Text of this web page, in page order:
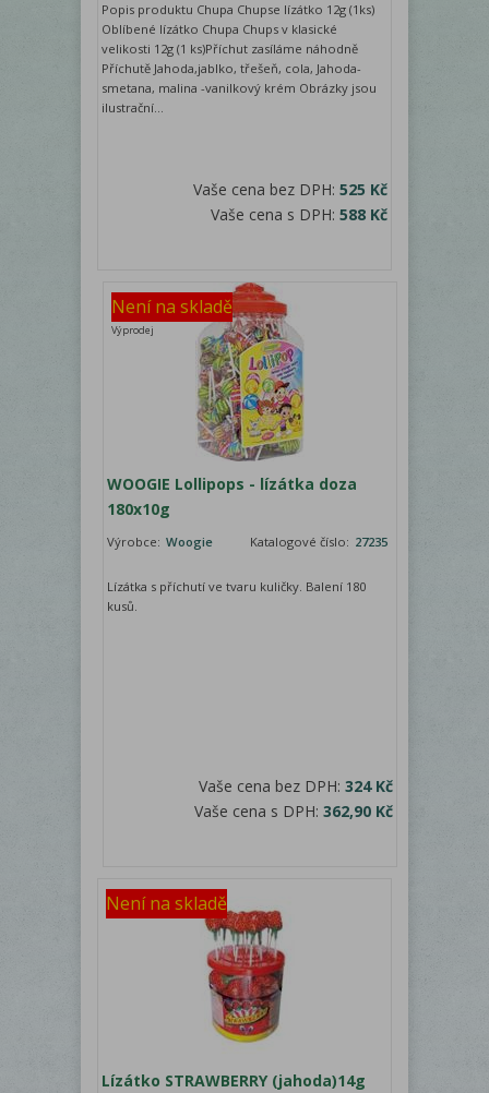
Popis produktu Chupa Chupse lízátko 12g (1ks)
Oblíbené lízátko Chupa Chups v klasické
velikosti 12g (1 ks)Příchut zasíláme náhodně
Příchutě Jahoda,jablko, třešeň, cola, Jahoda-
smetana, malina -vanilkový krém Obrázky jsou
ilustrační...
Vaše cena bez DPH: 525 Kč
Vaše cena s DPH: 588 Kč
Není na skladě
Výprodej
WOOGIE Lollipops - lízátka doza
180x10g
Výrobce: Woogie Katalogové číslo: 27235
Lízátka s příchutí ve tvaru kuličky. Balení 180
kusů.
Vaše cena bez DPH:324 Kč
Vaše cena s DPH:362,90 Kč
Není na skladě
Lízátko STRAWBERRY (jahoda)14g